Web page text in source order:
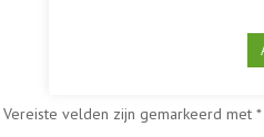
Vereiste velden zijn gemarkeerd met *